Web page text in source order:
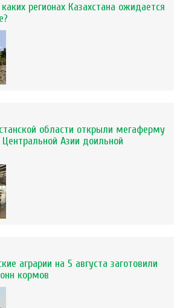
регионах Казахстана ожидается
области открыли мегаферму
Азии доильной
аграрии на 5 августа заготовили
кормов